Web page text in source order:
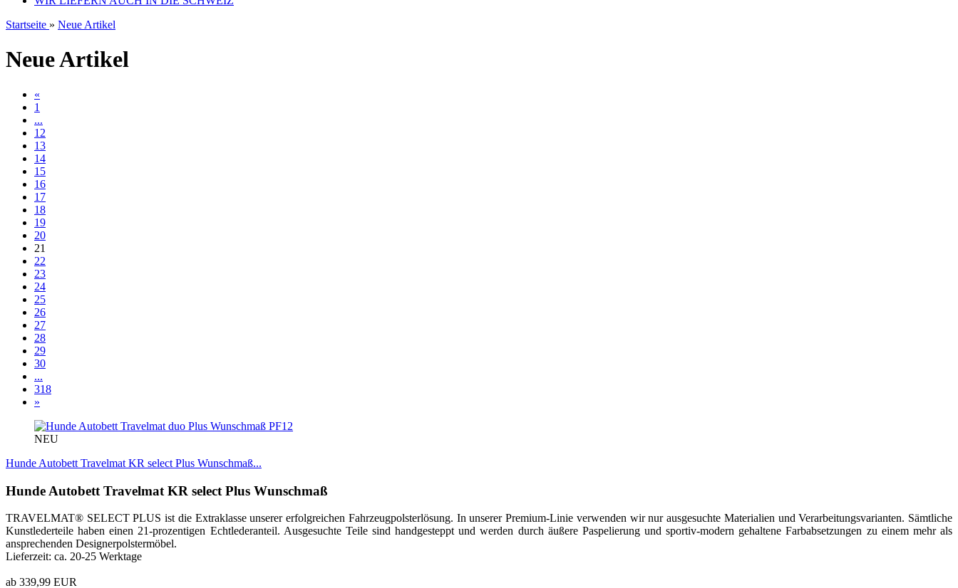
Startseite » Neue Artikel
Neue Artikel
«
1
...
12
13
14
15
16
17
18
19
20
21
22
23
24
25
26
27
28
29
30
...
318
»
PF12
NEU
Hunde Autobett Travelmat KR select Plus Wunschmaß...
Hunde Autobett Travelmat KR select Plus Wunschmaß
TRAVELMAT® SELECT PLUS ist die Extraklasse unserer erfolgreichen Fahrzeugpolsterlösung. In unserer Premium-Linie verwenden wir nur ausgesuchte Materialien und Verarbeitungsvarianten. Sämtliche
Kunstlederteile haben einen 21-prozentigen Echtlederanteil. Ausgesuchte Teile sind handgesteppt und werden durch äußere Paspelierung und sportiv-modern gehaltene Farbabsetzungen zu einem mehr als
ansprechenden Designerpolstermöbel.
Lieferzeit: ca. 20-25 Werktage
ab 339,99 EUR